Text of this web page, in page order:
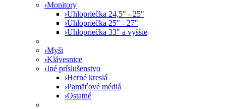
›Monitory
›Uhlopriečka 24,5" - 25"
›Uhlopriečka 25" - 27"
›Uhlopriečka 33" a vyššie
›Myši
›Klávesnice
›Iné príslušenstvo
›Herné kreslá
›Pamäťové médiá
›Ostatné